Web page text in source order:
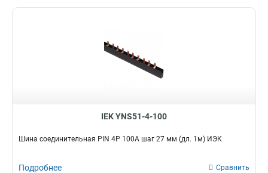
IEK YNS51-4-100
Шина соединительная PIN 4Р 100А шаг 27 мм (дл. 1м) ИЭК
Подробнее Сравнить